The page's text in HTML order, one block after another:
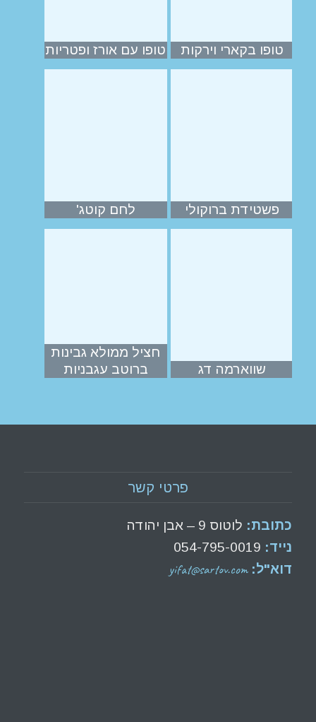
טופו בקארי וירקות טופו עם אורז ופטריות
פשטידת ברוקולי לחם קוטג'
שווארמה דג
חציל ממולא גבינות
ברוטב עגבניות
פרטי קשר
כתובת: לוטוס 9 – אבן יהודה
נייד: 054-795-0019
דוא"ל:yifat@sartov.com